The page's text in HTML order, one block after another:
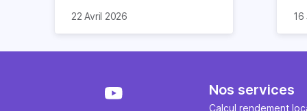
nombreux avantages à choisir
expliquons tout dans cet
22 Avril 2026 16
Nos services
Calcul rendement